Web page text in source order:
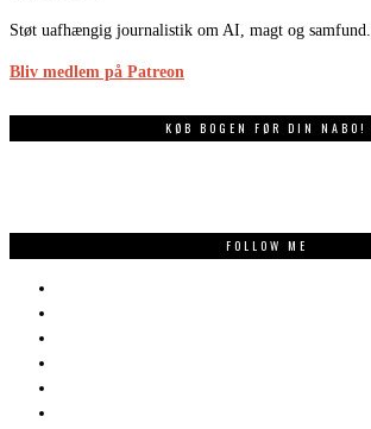
Støt uafhængig journalistik om AI, magt og samfund.
Bliv medlem på Patreon
KØB BOGEN FØR DIN NABO!
FOLLOW ME